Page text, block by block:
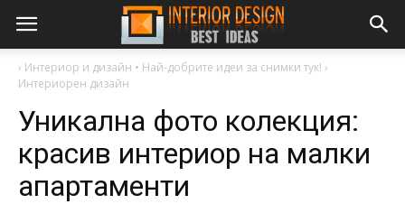
› Интериор и дизайн • Най-добрите идеи за снимки тук! ›
Интериорен дизайн
Уникална фото колекция:
красив интериор на малки
апартаменти